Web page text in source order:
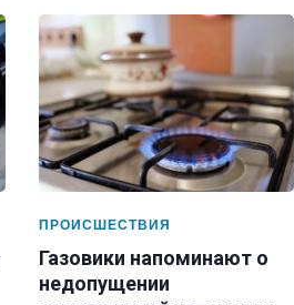
ПРОИСШЕСТВИЯ
Газовики напоминают о
недопущении